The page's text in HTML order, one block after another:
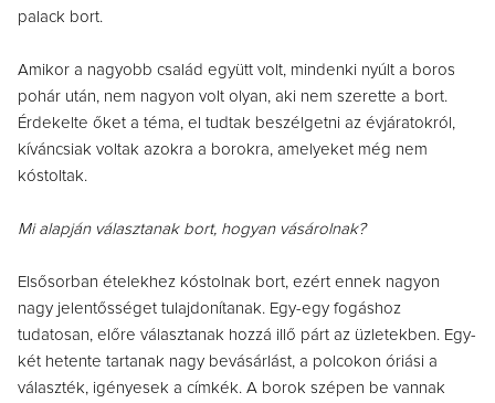
palack bort.
Amikor a nagyobb család együtt volt, mindenki nyúlt a boros
pohár után, nem nagyon volt olyan, aki nem szerette a bort.
Érdekelte őket a téma, el tudtak beszélgetni az évjáratokról,
kíváncsiak voltak azokra a borokra, amelyeket még nem
kóstoltak.
Mi alapján választanak bort, hogyan vásárolnak?
Elsősorban ételekhez kóstolnak bort, ezért ennek nagyon
nagy jelentősséget tulajdonítanak. Egy-egy fogáshoz
tudatosan, előre választanak hozzá illő párt az üzletekben. Egy-
két hetente tartanak nagy bevásárlást, a polcokon óriási a
választék, igényesek a címkék. A borok szépen be vannak